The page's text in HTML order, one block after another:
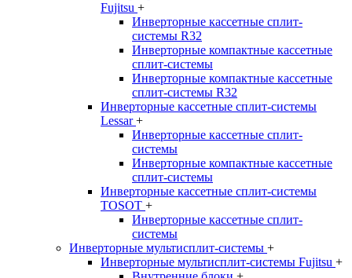
Fujitsu +
Инверторные кассетные сплит-
системы R32
Инверторные компактные кассетные
сплит-системы
Инверторные компактные кассетные
сплит-системы R32
Инверторные кассетные сплит-системы
Lessar+
Инверторные кассетные сплит-
системы
Инверторные компактные кассетные
сплит-системы
Инверторные кассетные сплит-системы
TOSOT +
Инверторные кассетные сплит-
системы
Инверторные мультисплит-системы +
Инверторные мультисплит-системы Fujitsu +